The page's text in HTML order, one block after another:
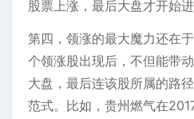
股票上涨，最后大盘才开始进
第四，领涨的最大魔力还在
个领涨股出现后，不但能带
大盘，最后连该股所属的路
范式。比如，贵州燃气在